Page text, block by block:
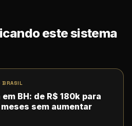
este sistema
BRASIL
BH: de R$ 180k para
sem aumentar